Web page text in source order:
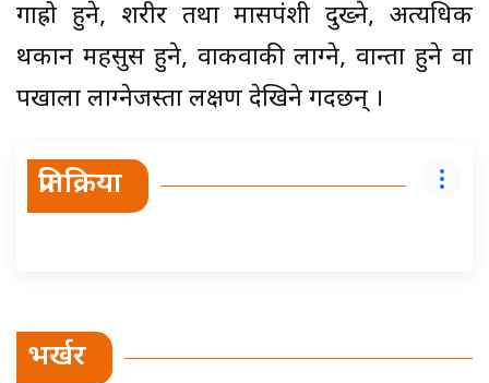
गाह्रो हुने, शरीर तथा मासपंशी दुख्ने, अत्यधिक
थकान महसुस हुने, वाकवाकी लाग्ने, वान्ता हुने वा
पखाला लाग्नेजस्ता लक्षण देखिने गर्दछन् ।
प्रतिक्रिया
भर्खर